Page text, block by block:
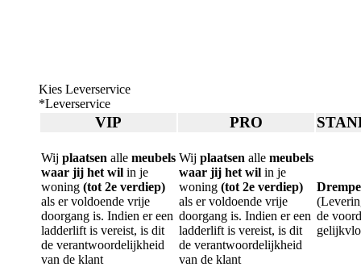
Kies Leverservice
*Leverservice
VIP PRO
Wij plaatsen alle meubels
waar jij het wil in je
woning (tot 2e verdiep)
als er voldoende vrije
doorgang is. Indien er een
ladderlift is vereist, is dit
de verantwoordelijkheid
van de klant
Wij plaatsen alle meubels
waar jij het wil in je
woning (tot 2e verdiep)
als er voldoende vrije
doorgang is. Indien er een
ladderlift is vereist, is dit
de verantwoordelijkheid
van de klant
de